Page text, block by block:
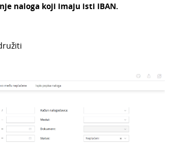
naloga koji imaju isti IBAN.